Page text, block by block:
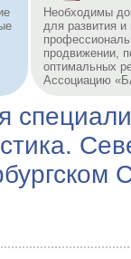
Необходимы
для развития
продвижении,
оптимальных
Ассоциацию